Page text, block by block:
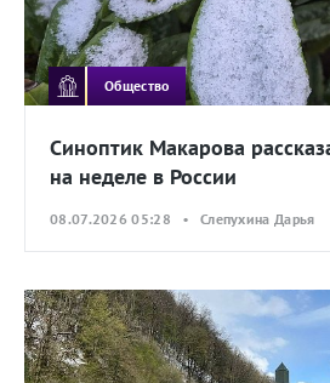
Общество
Синоптик Макарова
на неделе в России
08.07.2026 05:28 • Слепухина Дарья